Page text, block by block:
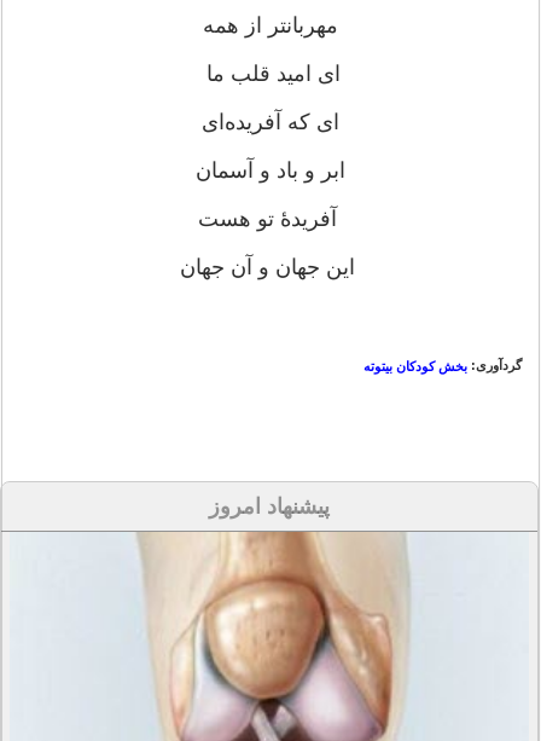
مهربانتر از همه
ای امید قلب ما
ای که آفریده‌ای
ابر و باد و آسمان
آفریدۀ تو هست
این جهان و آن جهان
گردآوری: بخش کودکان بیتوته
پیشنهاد امروز